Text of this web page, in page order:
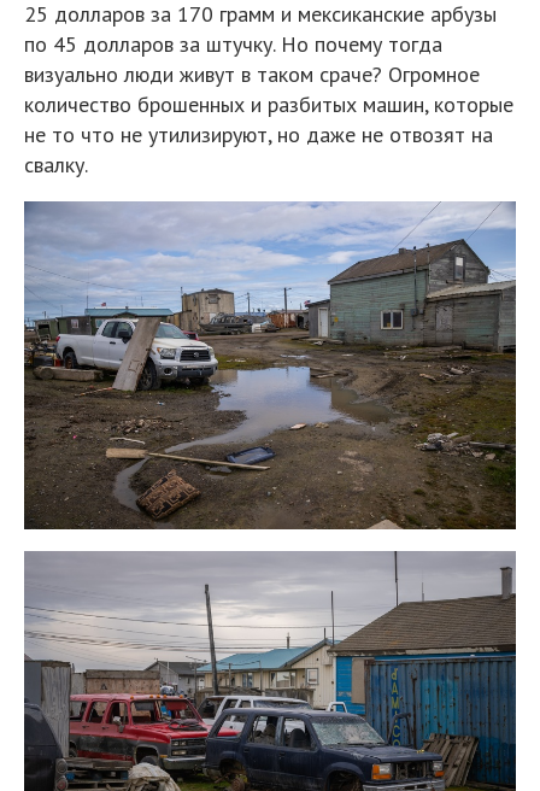
25 долларов за 170 грамм и мексиканские арбузы
по 45 долларов за штучку. Но почему тогда
визуально люди живут в таком сраче? Огромное
количество брошенных и разбитых машин, которые
не то что не утилизируют, но даже не отвозят на
свалку.